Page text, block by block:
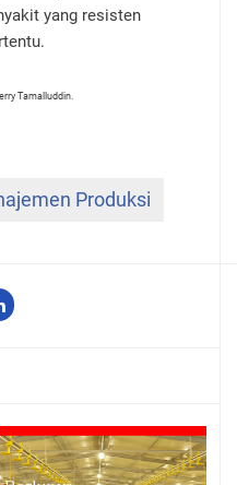
yang resisten
Tamalluddin.
Produksi